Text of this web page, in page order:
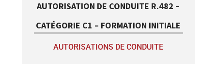
AUTORISATION DE CONDUITE R.482 –
CATÉGORIE C1 – FORMATION INITIALE
AUTORISATIONS DE CONDUITE